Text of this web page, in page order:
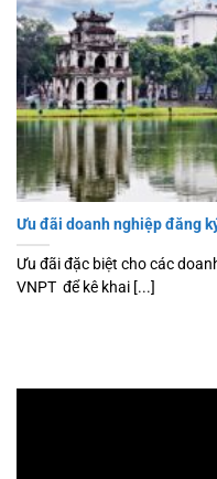
Ưu đãi doanh nghiệp đăng
Ưu đãi đặc biệt cho các
VNPT để kê khai [...]